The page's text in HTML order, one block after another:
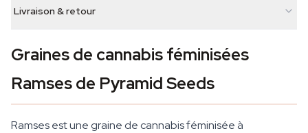
Livraison & retour
Graines de cannabis féminisées
Ramses de Pyramid Seeds
Ramses est une graine de cannabis féminisée à